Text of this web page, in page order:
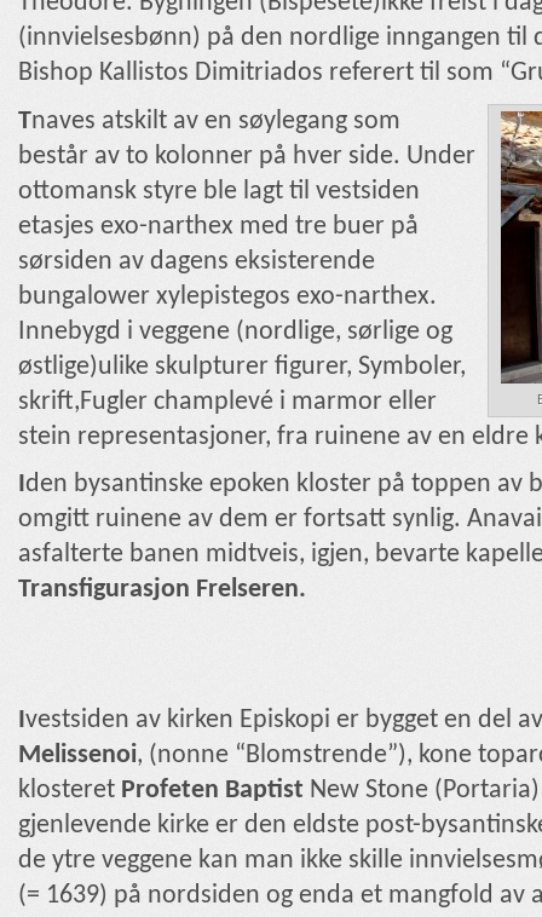
(innvielsesbønn) på den nordlige inngangen
Bishop Kallistos Dimitriados referert til som
Tnaves atskilt av en søylegang som
består av to kolonner på hver side. Under
ottomansk styre ble lagt til vestsiden
etasjes exo-narthex med tre buer på
sørsiden av dagens eksisterende
bungalower xylepistegos exo-narthex.
Innebygd i veggene (nordlige, sørlige og
østlige)ulike skulpturer figurer, Symboler,
skrift,Fugler champlevé i marmor eller
stein representasjoner, fra ruinene av en eldre
den bysantinske epoken kloster på toppen av
omgitt ruinene av dem er fortsatt synlig.
asfalterte banen midtveis, igjen, bevarte
Transfigurasjon Frelseren.
vestsiden av kirken Episkopi er bygget en del
Melissenoi, (nonne “Blomstrende”), kone
klosteret Profeten Baptist New Stone (Portaria)
gjenlevende kirke er den eldste post-
de ytre veggene kan man ikke skille
(= 1639) på nordsiden og enda et mangfold av